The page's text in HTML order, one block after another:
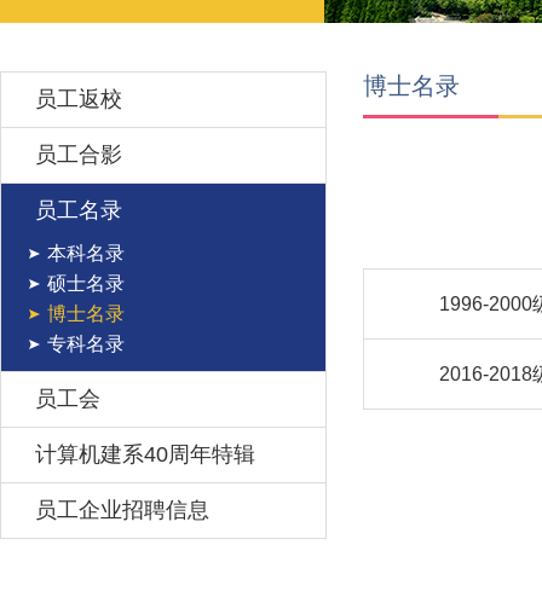
员工返校
员工合影
员工名录
本科名录
硕士名录
博士名录
专科名录
员工会
计算机建系40周年特辑
员工企业招聘信息
博士名录
1996-2000
2016-2018